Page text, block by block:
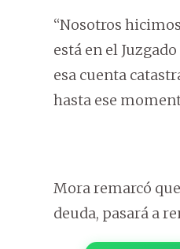
“Nosotros
está en el
esa cuenta
hasta ese
Mora remarcó
deuda, pasará a